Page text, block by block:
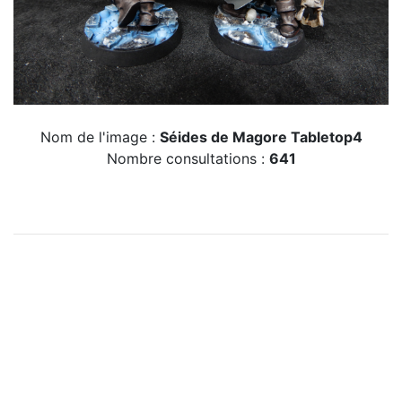
Nom de l'image : Séides de Magore Tabletop4
Nombre consultations : 641